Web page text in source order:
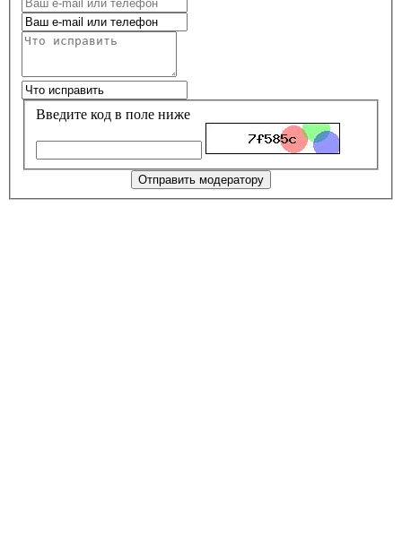
Введите код в поле ниже
Отправить модератору